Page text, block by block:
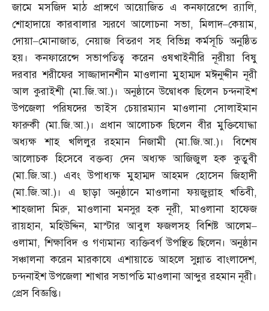
জামে মসজিদ মাঠ প্রাঙ্গণে আয়োজিত এ কনফারেন্সে র‌্যালি,
শোহাদায়ে কারবালার স্মরণে আলোচনা সভা,মিলাদ–কেয়াম,
দোয়া–মোনাজাত,নেয়াজ বিতরণ সহ বিভিন্ন কর্মসূচি অনুষ্ঠিত
হয়। কনফারেন্সে সভাপতিত্ব করেন ওষখাইনীরি নূরীয়া বিষু
দরবার শরীফের সাজ্জাদানশীন মাওলানা মুহাম্মদ মঈনুদ্দীন নূরী
আল কুরাইশী (মা.জি.আ.)। অনুষ্ঠানে উদ্বোধক ছিলেন চন্দনাইশ
উপজেলা পরিষদের ভাইস চেয়ারম্যান মাওলানা সোলাইমান
ফারুকী (মা.জি.আ.)। প্রধান আলোচক ছিলেন বীর মুক্তিযোদ্ধা
অধ্যক্ষ শাহ খলিলুর রহমান নিজামী (মা.জি.আ.)। বিশেষ
আলোচক হিসেবে বক্তব্য দেন অধ্যক্ষ আজিজুল হক কুতুবী
(মা.জি.আ.) এবং উপাধ্যক্ষ মুহাম্মদ আহমদ হোসেন জিহাদী
(মা.জি.আ.)। এ ছাড়া অনুষ্ঠানে মাওলানা ফয়জুল্লাহ খতিবী,
শাহজাদা মিরু,মাওলানা মনসুর হক নূরী,মাওলানা হাফেজ
রায়হান,মহিউদ্দিন,মাস্টার আবুল ফজলসহ বিশিষ্ট আলেম–
ওলামা,শিক্ষাবিদ ও গণ্যমান্য ব্যক্তিবর্গ উপস্থিত ছিলেন। অনুষ্ঠান
সঞ্চালনা করেন মারকাযে এশায়াতে আহলে সুন্নাত বাংলাদেশ,
চন্দনাইশ উপজেলা শাখার সভাপতি মাওলানা আব্দুর রহমান নূরী।
প্রেস বিজ্ঞপ্তি।